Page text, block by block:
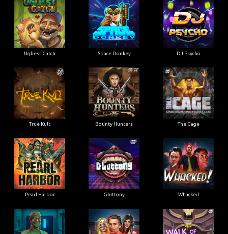
Ugliest Catch Space Donkey DJ Psycho
True Kult Bounty Hunters The Cage
Pearl Harbor Gluttony Whacked